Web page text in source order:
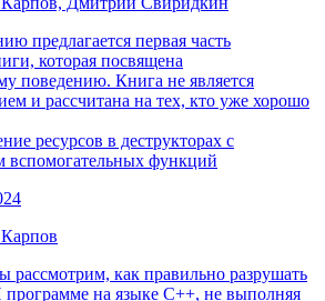
предлагается первая часть
которая посвящена
поведению. Книга не является
и рассчитана на тех, кто уже хорошо
ресурсов в деструкторах с
вспомогательных функций
рассмотрим, как правильно разрушать
на языке C++, не выполняя